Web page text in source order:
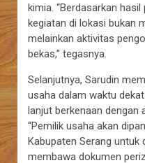
kimia. “Berdasarkan
kegiatan di lokasi bukan
melainkan aktivitas
bekas,” tegasnya.
Selanjutnya, Sarudin
usaha dalam waktu
lanjut berkenaan dengan
“Pemilik usaha akan
Kabupaten Serang untuk
membawa dokumen